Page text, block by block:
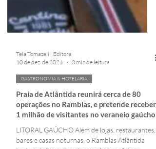
Tela Tomazeli | Editora
10 de dez. de 2024
3 min de leitura
GASTRONOMIA & HOTELARIA
Praia de Atlântida reunirá cerca de 80